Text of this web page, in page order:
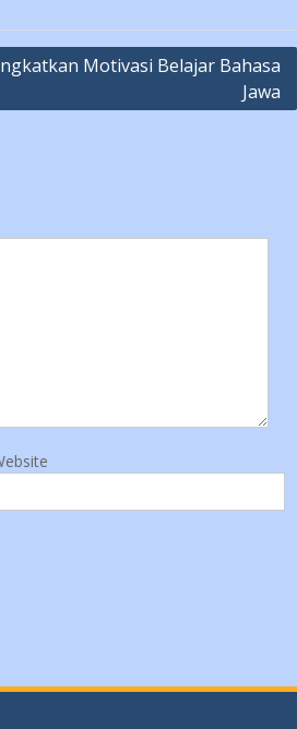
Motivasi Belajar Bahasa
Jawa